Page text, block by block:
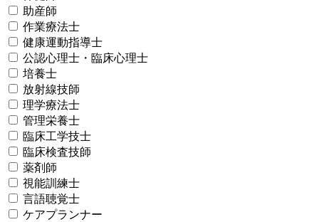
助産師
作業療法士​
健康運動指導士
公認心理士・臨床心理士
培養士
放射線技師​
理学療法士​
管理栄養士​
臨床工学技士​
臨床検査技師​
薬剤師​
視能訓練士
言語聴覚士​
ケアプランナー